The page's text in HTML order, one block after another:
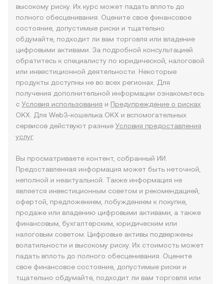
высокому риску. Их курс может падать вплоть до
полного обесценивания. Оцените свое финансовое
состояние, допустимые риски и тщательно
обдумайте, подходит ли вам торговля или владение
цифровыми активами. За подробной консультацией
обратитесь к специалисту по юридической, налоговой
или инвестиционной деятельности. Некоторые
продукты доступны не во всех регионах. Для
получения дополнительной информации ознакомьтесь
с Условия использования и Предупреждение о рисках
OKX. Для Web3-кошелька OKX и вспомогательных
сервисов действуют разные Условия предоставления
услуг.
Вы просматриваете контент, собранный ИИ.
Предоставленная информация может быть неточной,
неполной и неактуальной. Также информация не
является инвестиционным советом и рекомендацией,
офертой, предложением, побуждением к покупке,
продаже или владению цифровыми активами, а также
финансовым, бухгалтерским, юридическим или
налоговым советом. Цифровые активы подвержены
волатильности и высокому риску. Их стоимость может
падать вплоть до полного обесценивания. Оцените
свое финансовое состояние, допустимые риски и
тщательно обдумайте, подходит ли вам торговля или